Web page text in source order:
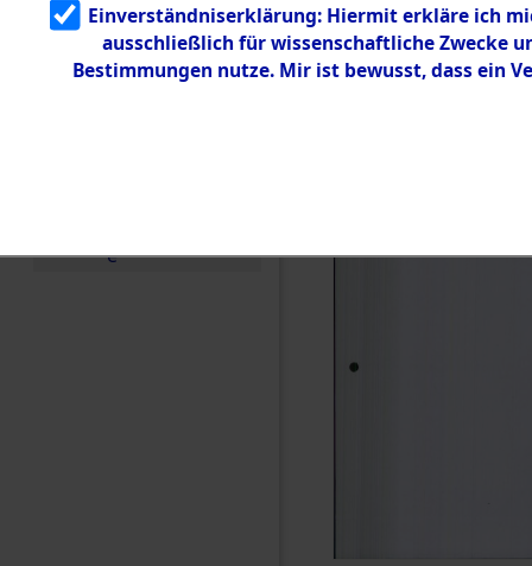
g
5.3.3
Todesmärsch
e
Einverständniserklärung: Hiermit erkläre ich
ausschließlich für wissenschaftliche Zwecke
Bestimmungen nutze. Mir ist bewusst, dass ein